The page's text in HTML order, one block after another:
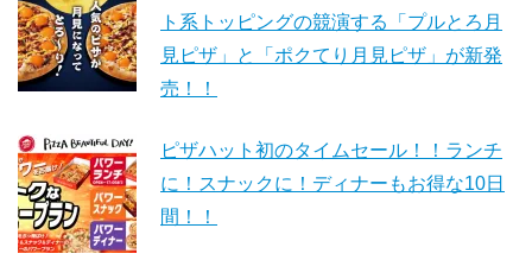
ト系トッピングの競演する「プルとろ月
見ピザ」と「ポクてり月見ピザ」が新発
売！！
ピザハット初のタイムセール！！ランチ
に！スナックに！ディナーもお得な10日
間！！